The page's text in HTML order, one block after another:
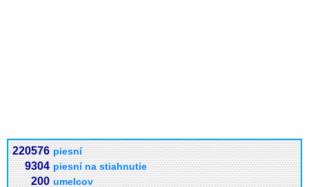
220576 piesní
9304 piesní na stiahnutie
200 umelcov